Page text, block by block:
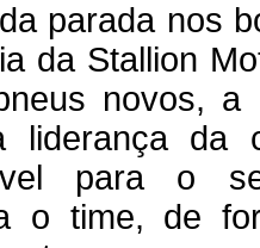
parada nos
da Stallion
novos, a
liderança da
para o
o time, de